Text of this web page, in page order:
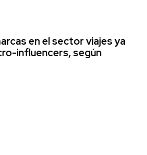
en el sector viajes ya
influencers, según